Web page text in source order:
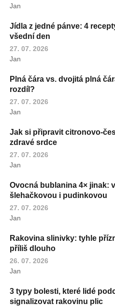
Jan
Jídla z jedné pánve: 4
všední den
27. 07. 2026
Jan
Plná čára vs. dvojitá plná
rozdíl?
27. 07. 2026
Jan
Jak si připravit citronovo-
zdravé srdce
27. 07. 2026
Jan
Ovocná bublanina 4× jinak:
šlehačkovou i pudinkovou
27. 07. 2026
Jan
Rakovina slinivky: tyhle
příliš dlouho
26. 07. 2026
Jan
3 typy bolesti, které lidé
signalizovat rakovinu plic